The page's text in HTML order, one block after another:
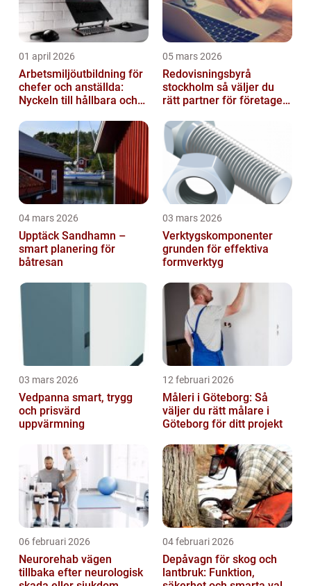
01 april 2026
Arbetsmiljöutbildning för
chefer och anställda:
Nyckeln till hållbara och
05 mars 2026
Redovisningsbyrå
stockholm så väljer du
rätt partner för företagets
04 mars 2026
Upptäck Sandhamn –
smart planering för
båtresan
03 mars 2026
Verktygskomponenter
grunden för effektiva
formverktyg
03 mars 2026
Vedpanna smart, trygg
och prisvärd
uppvärmning
12 februari 2026
Måleri i Göteborg: Så
väljer du rätt målare i
Göteborg för ditt projekt
06 februari 2026
Neurorehab vägen
tillbaka efter neurologisk
04 februari 2026
Depåvagn för skog och
lantbruk: Funktion,